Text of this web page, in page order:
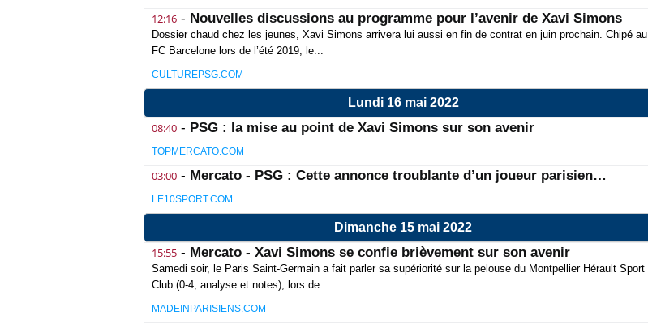
12:16 - Nouvelles discussions au programme pour l’avenir de Xavi Simons
Dossier chaud chez les jeunes, Xavi Simons arrivera lui aussi en fin de contrat en juin prochain. Chipé au
FC Barcelone lors de l’été 2019, le...
CULTUREPSG.COM
Lundi 16 mai 2022
08:40 - PSG : la mise au point de Xavi Simons sur son avenir
TOPMERCATO.COM
03:00 - Mercato - PSG : Cette annonce troublante d’un joueur parisien…
LE10SPORT.COM
Dimanche 15 mai 2022
15:55 - Mercato - Xavi Simons se confie brièvement sur son avenir
Samedi soir, le Paris Saint-Germain a fait parler sa supériorité sur la pelouse du Montpellier Hérault Sport
Club (0-4, analyse et notes), lors de...
MADEINPARISIENS.COM